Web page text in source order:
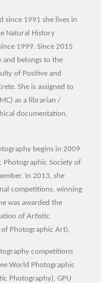
since 1991 she lives in
Natural History
1999. Since 2015
and belongs to the
of Positive and
She is assigned to
) as a librarian /
documentation,
begins in 2009
Photographic Society of
In 2013, she
competitions, winning
was awarded the
of Artistic
of Photographic Art).
competitions
World Photographic
Photography), GPU